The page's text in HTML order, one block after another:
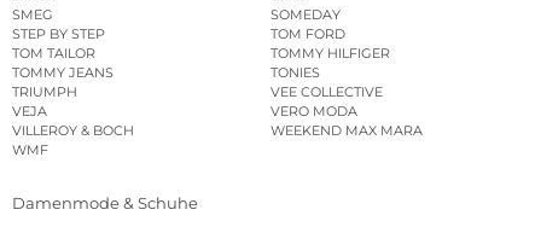
SMEG
SOMEDAY
STEP BY STEP
TOM FORD
TOM TAILOR
TOMMY HILFIGER
TOMMY JEANS
TONIES
TRIUMPH
VEE COLLECTIVE
VEJA
VERO MODA
VILLEROY & BOCH
WEEKEND MAX MARA
WMF
Damenmode & Schuhe